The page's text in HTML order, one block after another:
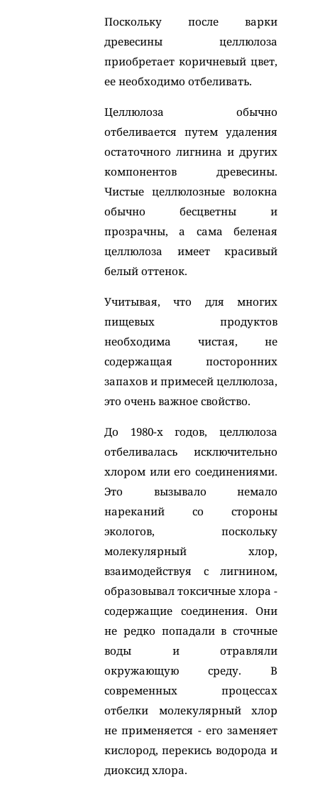
Поскольку после варки
древесины целлюлоза
приобретает коричневый цвет,
ее необходимо отбеливать.
Целлюлоза обычно
отбеливается путем удаления
остаточного лигнина и других
компонентов древесины.
Чистые целлюлозные волокна
обычно бесцветны и
прозрачны, а сама беленая
целлюлоза имеет красивый
белый оттенок.
Учитывая, что для многих
пищевых продуктов
необходима чистая, не
содержащая посторонних
запахов и примесей целлюлоза,
это очень важное свойство.
До 1980-х годов, целлюлоза
отбеливалась исключительно
хлором или его соединениями.
Это вызывало немало
нареканий со стороны
экологов, поскольку
молекулярный хлор,
взаимодействуя с лигнином,
образовывал токсичные хлора -
содержащие соединения. Они
не редко попадали в сточные
воды и отравляли
окружающую среду. В
современных процессах
отбелки молекулярный хлор
не применяется - его заменяет
кислород, перекись водорода и
диоксид хлора.